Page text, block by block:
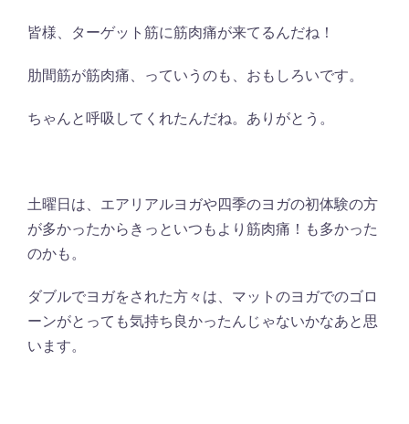
皆様、ターゲット筋に筋肉痛が来てるんだね！
肋間筋が筋肉痛、っていうのも、おもしろいです。
ちゃんと呼吸してくれたんだね。ありがとう。
土曜日は、エアリアルヨガや四季のヨガの初体験の方
が多かったからきっといつもより筋肉痛！も多かった
のかも。
ダブルでヨガをされた方々は、マットのヨガでのゴロ
ーンがとっても気持ち良かったんじゃないかなあと思
います。